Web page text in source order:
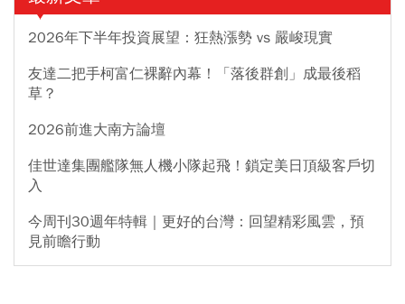
2026年下半年投資展望：狂熱漲勢 vs 嚴峻現實
友達二把手柯富仁裸辭內幕！「落後群創」成最後稻
草？
2026前進大南方論壇
佳世達集團艦隊無人機小隊起飛！鎖定美日頂級客戶切
入
今周刊30週年特輯｜更好的台灣：回望精彩風雲，預
見前瞻行動